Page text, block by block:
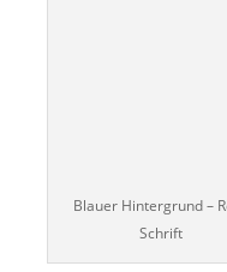
Blauer Hintergrund –
Schrift